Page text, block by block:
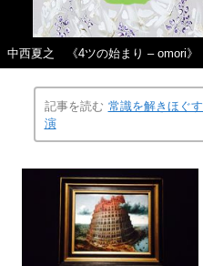
中西夏之 《4ツの始まり – omori》
記事を読む 常識を解きほぐ
演